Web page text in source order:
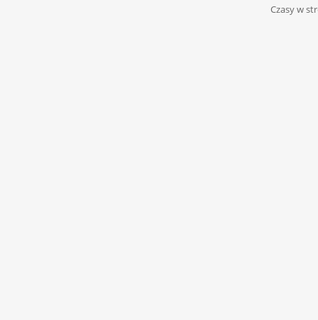
Czasy w